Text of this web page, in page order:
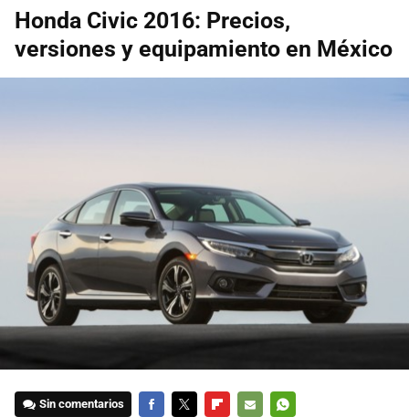
Honda Civic 2016: Precios,
versiones y equipamiento en México
Sin comentarios